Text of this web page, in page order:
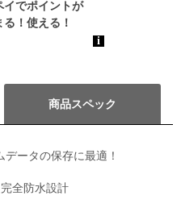
商品スペック
ータの保存に最適！
全防水設計